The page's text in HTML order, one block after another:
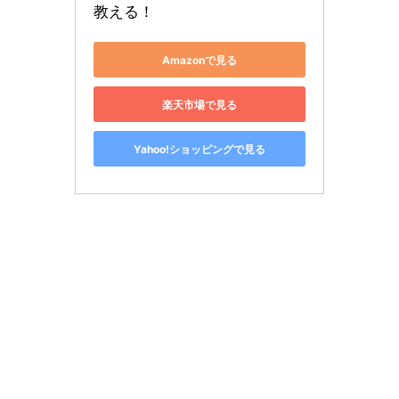
教える！
Amazonで見る
楽天市場で見る
Yahoo!ショッピングで見る